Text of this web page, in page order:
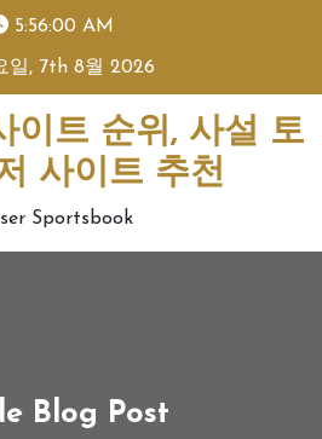
5:56:01 AM
일, 7th 8월 2026
이트 순위, 사설 토
사이트 추천
Sportsbook
Blog Post